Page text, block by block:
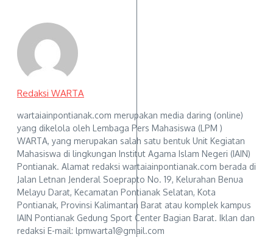
Redaksi WARTA
wartaiainpontianak.com merupakan media daring (online)
yang dikelola oleh Lembaga Pers Mahasiswa (LPM )
WARTA, yang merupakan salah satu bentuk Unit Kegiatan
Mahasiswa di lingkungan Institut Agama Islam Negeri (IAIN)
Pontianak. Alamat redaksi wartaiainpontianak.com berada di
Jalan Letnan Jenderal Soeprapto No. 19, Kelurahan Benua
Melayu Darat, Kecamatan Pontianak Selatan, Kota
Pontianak, Provinsi Kalimantan Barat atau komplek kampus
IAIN Pontianak Gedung Sport Center Bagian Barat. Iklan dan
redaksi E-mail: lpmwarta1@gmail.com